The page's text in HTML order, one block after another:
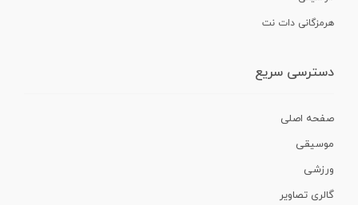
هرمزگانی دات نت
دسترسی سریع
صفحه اصلی
موسیقی
ورزشی
گالری تصاویر